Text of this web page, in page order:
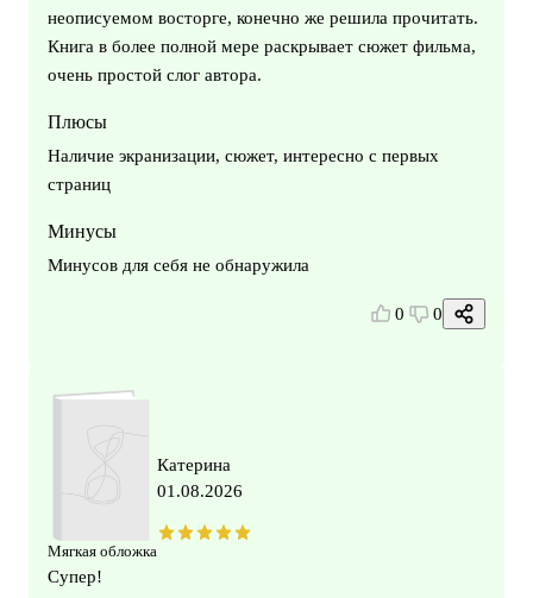
неописуемом восторге, конечно же решила прочитать.
Книга в более полной мере раскрывает сюжет фильма,
очень простой слог автора.
Плюсы
Наличие экранизации, сюжет, интересно с первых
страниц
Минусы
Минусов для себя не обнаружила
0 0
Мягкая обложка
Катерина
01.08.2026
Супер!